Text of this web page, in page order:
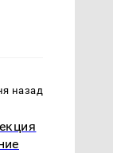
назад